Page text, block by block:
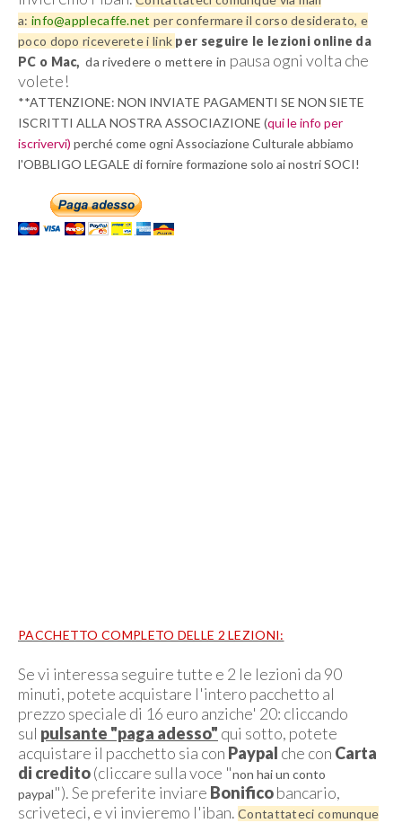
a: info@applecaffe.net per confermare il corso desiderato, e
poco dopo riceverete i link per seguire le lezioni online da
PC o Mac, da rivedere o mettere in pausa ogni volta che
volete!
**ATTENZIONE: NON INVIATE PAGAMENTI SE NON SIETE
ISCRITTI ALLA NOSTRA ASSOCIAZIONE (qui le info per
iscrivervi) perché come ogni Associazione Culturale abbiamo
l'OBBLIGO LEGALE di fornire formazione solo ai nostri SOCI!
PACCHETTO COMPLETO DELLE 2 LEZIONI:
Se vi interessa seguire tutte e 2 le lezioni da 90
minuti, potete acquistare l'intero pacchetto al
prezzo speciale di 16 euro anziche' 20: cliccando
sul pulsante "paga adesso" qui sotto, potete
acquistare il pacchetto sia con Paypal che con Carta
di credito(cliccare sulla voce "non hai un conto
paypal"). Se preferite inviare Bonificobancario,
scriveteci, e vi invieremo l'iban. Contattateci comunque